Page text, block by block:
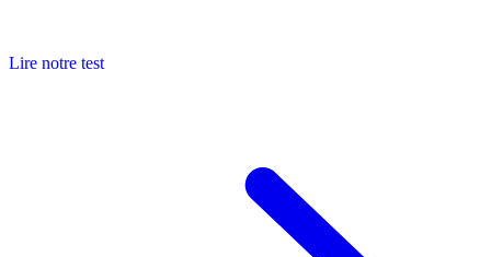
Lire notre test